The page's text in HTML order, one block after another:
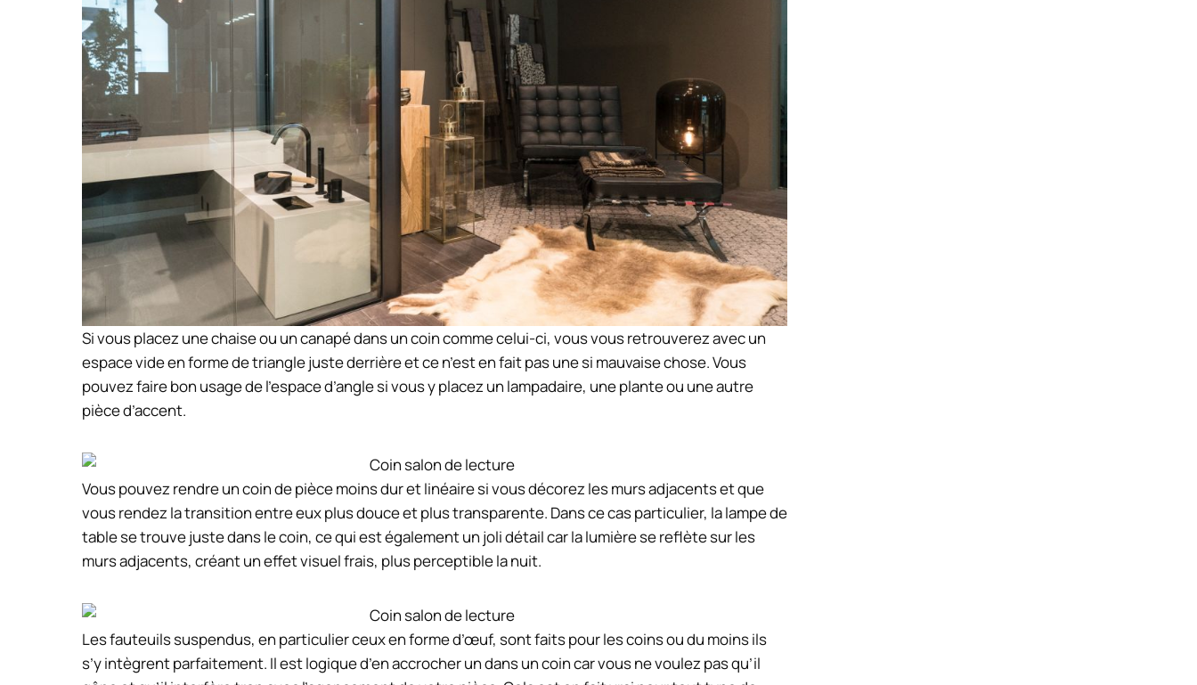
Si vous placez une chaise ou un canapé dans un coin comme celui-ci, vous vous retrouverez avec un
espace vide en forme de triangle juste derrière et ce n’est en fait pas une si mauvaise chose. Vous
pouvez faire bon usage de l’espace d’angle si vous y placez un lampadaire, une plante ou une autre
pièce d’accent.
Vous pouvez rendre un coin de pièce moins dur et linéaire si vous décorez les murs adjacents et que
vous rendez la transition entre eux plus douce et plus transparente. Dans ce cas particulier, la lampe de
table se trouve juste dans le coin, ce qui est également un joli détail car la lumière se reflète sur les
murs adjacents, créant un effet visuel frais, plus perceptible la nuit.
Les fauteuils suspendus, en particulier ceux en forme d’œuf, sont faits pour les coins ou du moins ils
s’y intègrent parfaitement. Il est logique d’en accrocher un dans un coin car vous ne voulez pas qu’il